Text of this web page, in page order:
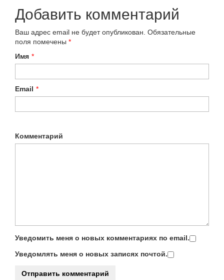
Добавить комментарий
Ваш адрес email не будет опубликован. Обязательные
поля помечены *
Имя *
Email *
Комментарий
Уведомить меня о новых комментариях по email.
Уведомлять меня о новых записях почтой.